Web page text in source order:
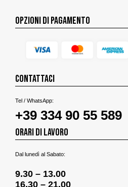
OPZIONI DI PAGAMENTO
CONTATTACI
Tel / WhatsApp:
+39 334 90 55 589
ORARI DI LAVORO
Dal lunedì al Sabato:
9.30 – 13.00
16.30 – 21.00